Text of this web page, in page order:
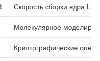
Скорость сборки ядра
Молекулярное
Криптографические